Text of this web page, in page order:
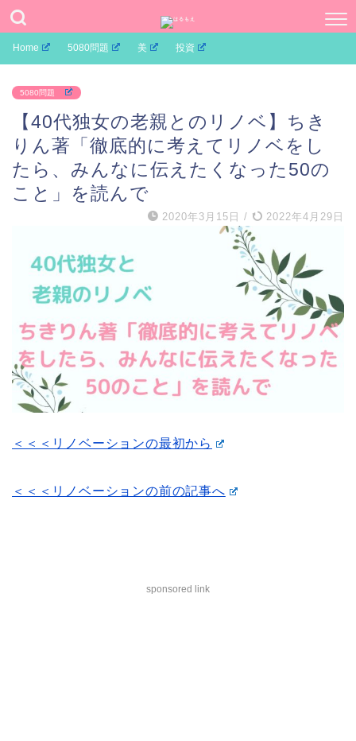
Home 5080問題 美 投資
5080問題
【40代独女の老親とのリノベ】ちき
りん著「徹底的に考えてリノベをし
たら、みんなに伝えたくなった50の
こと」を読んで
2020年3月15日 / 2022年4月29日
＜＜＜リノベーションの最初から
＜＜＜リノベーションの前の記事へ
sponsored link